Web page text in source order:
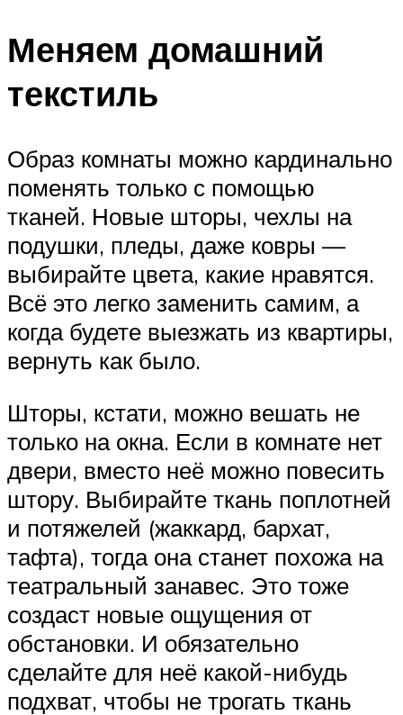
Меняем домашний
текстиль
Образ комнаты можно кардинально
поменять только с помощью
тканей. Новые шторы, чехлы на
подушки, пледы, даже ковры —
выбирайте цвета, какие нравятся.
Всё это легко заменить самим, а
когда будете выезжать из квартиры,
вернуть как было.
Шторы, кстати, можно вешать не
только на окна. Если в комнате нет
двери, вместо неё можно повесить
штору. Выбирайте ткань поплотней
и потяжелей (жаккард, бархат,
тафта), тогда она станет похожа на
театральный занавес. Это тоже
создаст новые ощущения от
обстановки. И обязательно
сделайте для неё какой-нибудь
подхват, чтобы не трогать ткань